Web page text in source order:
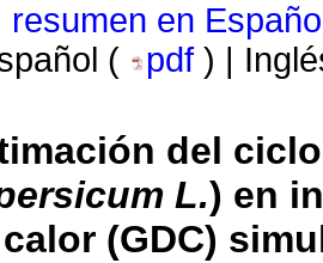
resumen en
( pdf ) |
del
L.) en
(GDC)